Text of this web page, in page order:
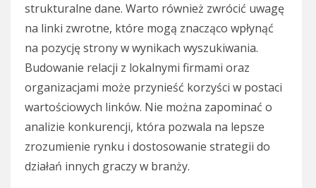
strukturalne dane. Warto również zwrócić uwagę
na linki zwrotne, które mogą znacząco wpłynąć
na pozycję strony w wynikach wyszukiwania.
Budowanie relacji z lokalnymi firmami oraz
organizacjami może przynieść korzyści w postaci
wartościowych linków. Nie można zapominać o
analizie konkurencji, która pozwala na lepsze
zrozumienie rynku i dostosowanie strategii do
działań innych graczy w branży.